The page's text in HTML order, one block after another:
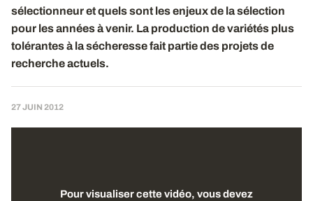
sélectionneur et quels sont les enjeux de la sélection
pour les années à venir. La production de variétés plus
tolérantes à la sécheresse fait partie des projets de
recherche actuels.
27 JUIN 2012
Pour visualiser cette vidéo, vous devez